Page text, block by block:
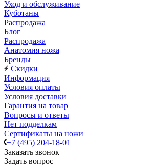
Уход и обслуживание
Куботаны
Распродажа
Блог
Распродажа
Анатомия ножа
Бренды
Скидки
Информация
Условия оплаты
Условия доставки
Гарантия на товар
Вопросы и ответы
Нет подделкам
Сертификаты на ножи
+7 (495) 204-18-01
Заказать звонок
Задать вопрос